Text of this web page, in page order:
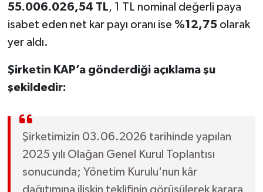
55.006.026,54 TL, 1 TL nominal değerli paya
isabet eden net kar payı oranı ise %12,75olarak
yer aldı.
Şirketin KAP’a gönderdiği açıklama şu
şekildedir:
Şirketimizin 03.06.2026 tarihinde yapılan
2025 yılı Olağan Genel Kurul Toplantısı
sonucunda; Yönetim Kurulu'nun kâr
dağıtımına ilişkin teklifinin görüşülerek karara